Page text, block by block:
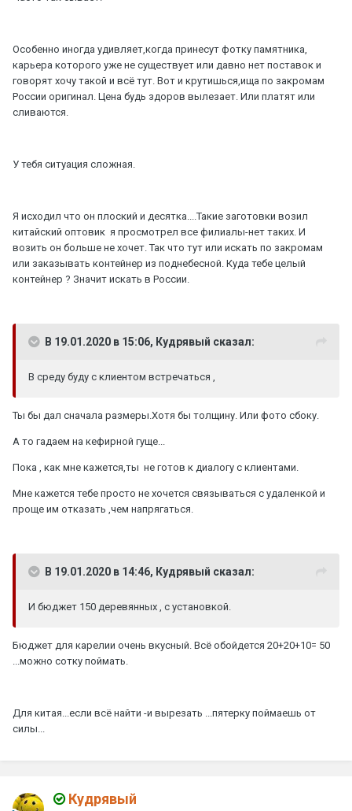
Особенно иногда удивляет,когда принесут фотку памятника,
карьера которого уже не существует или давно нет поставок и
говорят хочу такой и всё тут. Вот и крутишься,ища по закромам
России оригинал. Цена будь здоров вылезает. Или платят или
сливаются.
У тебя ситуация сложная.
Я исходил что он плоский и десятка....Такие заготовки возил
китайский оптовик я просмотрел все филиалы-нет таких. И
возить он больше не хочет. Так что тут или искать по закромам
или заказывать контейнер из поднебесной. Куда тебе целый
контейнер ? Значит искать в России.
В 19.01.2020 в 15:06, Кудрявый сказал:
В среду буду с клиентом встречаться ,
Ты бы дал сначала размеры.Хотя бы толщину. Или фото сбоку.
А то гадаем на кефирной гуще...
Пока , как мне кажется,ты не готов к диалогу с клиентами.
Мне кажется тебе просто не хочется связываться с удаленкой и
проще им отказать ,чем напрягаться.
В 19.01.2020 в 14:46, Кудрявый сказал:
И бюджет 150 деревянных , с установкой.
Бюджет для карелии очень вкусный. Всё обойдется 20+20+10= 50
...можно сотку поймать.
Для китая...если всё найти -и вырезать ...пятерку поймаешь от
силы...
Кудрявый